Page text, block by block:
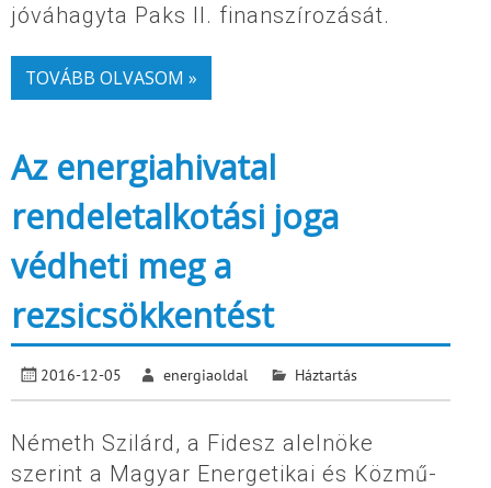
jóváhagyta Paks II. finanszírozását.
TOVÁBB OLVASOM »
Az energiahivatal
rendeletalkotási joga
védheti meg a
rezsicsökkentést
2016-12-05 energiaoldal Háztartás
Németh Szilárd, a Fidesz alelnöke
szerint a Magyar Energetikai és Közmű-